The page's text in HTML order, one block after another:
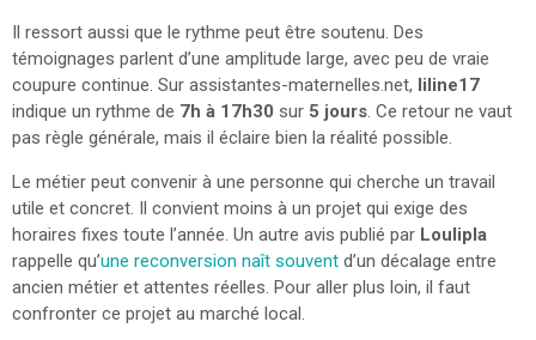
Il ressort aussi que le rythme peut être soutenu. Des
témoignages parlent d’une amplitude large, avec peu de vraie
coupure continue. Sur assistantes-maternelles.net, liline17
indique un rythme de 7h à 17h30 sur 5 jours. Ce retour ne vaut
pas règle générale, mais il éclaire bien la réalité possible.
Le métier peut convenir à une personne qui cherche un travail
utile et concret. Il convient moins à un projet qui exige des
horaires fixes toute l’année. Un autre avis publié par Loulipla
rappelle qu’une reconversion naît souvent d’un décalage entre
ancien métier et attentes réelles. Pour aller plus loin, il faut
confronter ce projet au marché local.